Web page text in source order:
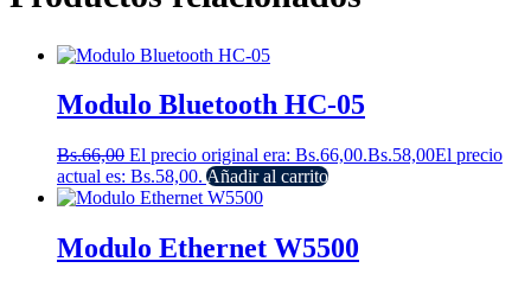
Modulo Bluetooth HC-05
Bs.66,00 El precio original era: Bs.66,00.Bs.58,00El precio
actual es: Bs.58,00. Añadir al carrito
Modulo Ethernet W5500